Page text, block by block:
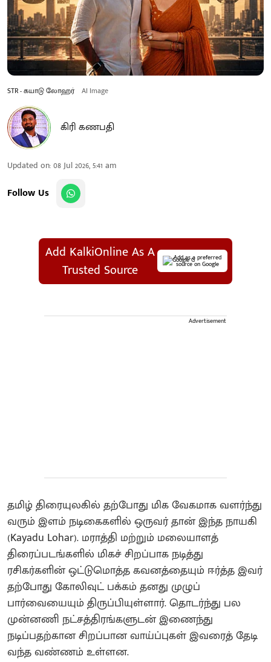
STR - கயாடு லோஹர் AI Image
கிரி கணபதி
Updated on:08 Jul 2026, 5:41 am
Follow Us
Add KalkiOnline As A
Trusted Source
Add as a preferred
source on Google
Advertisement
தமிழ் திரையுலகில் தற்போது மிக வேகமாக வளர்ந்து
வரும் இளம் நடிகைகளில் ஒருவர் தான் இந்த நாயகி
(Kayadu Lohar). மராத்தி மற்றும் மலையாளத்
திரைப்படங்களில் மிகச் சிறப்பாக நடித்து
ரசிகர்களின் ஒட்டுமொத்த கவனத்தையும் ஈர்த்த இவர்
தற்போது கோலிவுட் பக்கம் தனது முழுப்
பார்வையையும் திருப்பியுள்ளார். தொடர்ந்து பல
முன்னணி நட்சத்திரங்களுடன் இணைந்து
நடிப்பதற்கான சிறப்பான வாய்ப்புகள் இவரைத் தேடி
வந்த வண்ணம் உள்ளன.